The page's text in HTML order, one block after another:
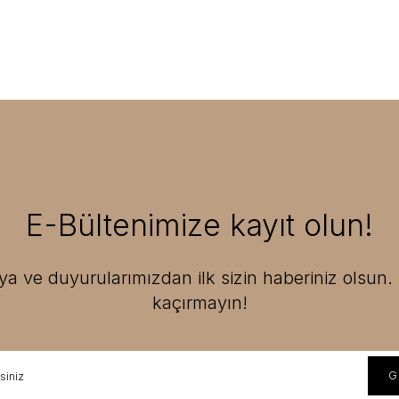
E-Bültenimize kayıt olun!
ve duyurularımızdan ilk sizin haberiniz olsun.
kaçırmayın!